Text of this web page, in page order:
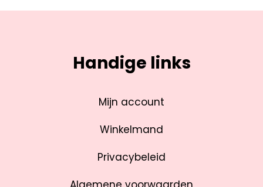
Handige links
Mijn account
Winkelmand
Privacybeleid